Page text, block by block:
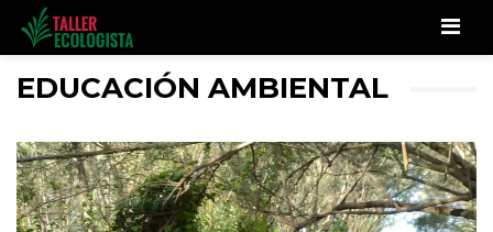
EDUCACIÓN AMBIENTAL